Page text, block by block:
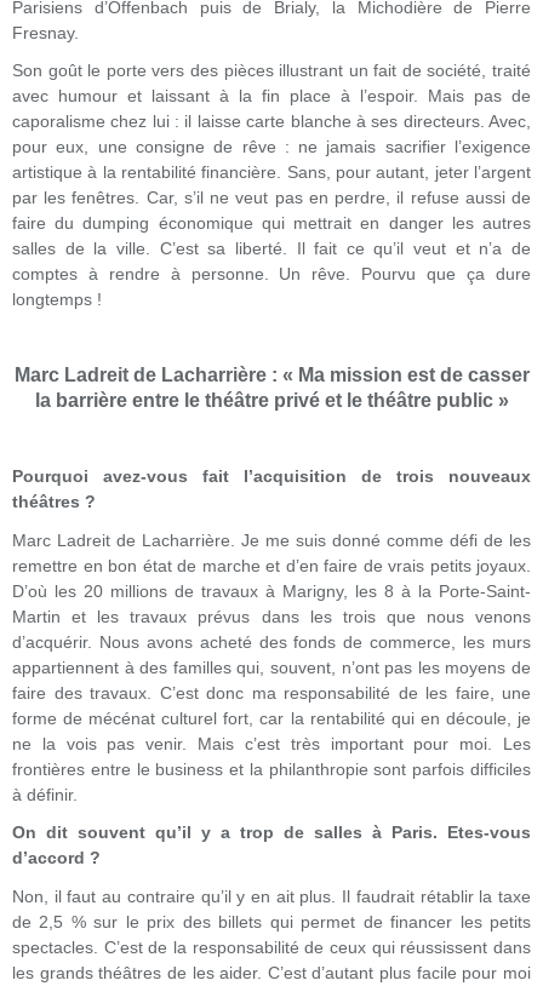
Parisiens d’Offenbach puis de Brialy, la Michodière de Pierre
Fresnay.
Son goût le porte vers des pièces illustrant un fait de société, traité
avec humour et laissant à la fin place à l’espoir. Mais pas de
caporalisme chez lui : il laisse carte blanche à ses directeurs. Avec,
pour eux, une consigne de rêve : ne jamais sacrifier l’exigence
artistique à la rentabilité financière. Sans, pour autant, jeter l’argent
par les fenêtres. Car, s’il ne veut pas en perdre, il refuse aussi de
faire du dumping économique qui mettrait en danger les autres
salles de la ville. C’est sa liberté. Il fait ce qu’il veut et n’a de
comptes à rendre à personne. Un rêve. Pourvu que ça dure
longtemps !
Marc Ladreit de Lacharrière : « Ma mission est de casser
la barrière entre le théâtre privé et le théâtre public »
Pourquoi avez-vous fait l’acquisition de trois nouveaux
théâtres ?
Marc Ladreit de Lacharrière. Je me suis donné comme défi de les
remettre en bon état de marche et d’en faire de vrais petits joyaux.
D’où les 20 millions de travaux à Marigny, les 8 à la Porte-Saint-
Martin et les travaux prévus dans les trois que nous venons
d’acquérir. Nous avons acheté des fonds de commerce, les murs
appartiennent à des familles qui, souvent, n’ont pas les moyens de
faire des travaux. C’est donc ma responsabilité de les faire, une
forme de mécénat culturel fort, car la rentabilité qui en découle, je
ne la vois pas venir. Mais c’est très important pour moi. Les
frontières entre le business et la philanthropie sont parfois difficiles
à définir.
On dit souvent qu’il y a trop de salles à Paris. Etes-vous
d’accord ?
Non, il faut au contraire qu’il y en ait plus. Il faudrait rétablir la taxe
de 2,5 % sur le prix des billets qui permet de financer les petits
spectacles. C’est de la responsabilité de ceux qui réussissent dans
les grands théâtres de les aider. C’est d’autant plus facile pour moi